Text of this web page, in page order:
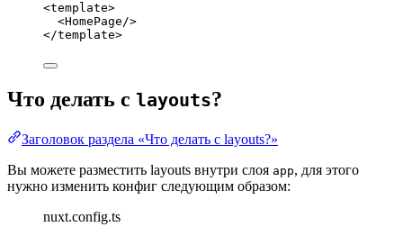
<template>
<HomePage/>
</template>
Что делать с layouts?
Заголовок раздела «Что делать с layouts?»
Вы можете разместить layouts внутри слоя app, для этого
нужно изменить конфиг следующим образом:
nuxt.config.ts